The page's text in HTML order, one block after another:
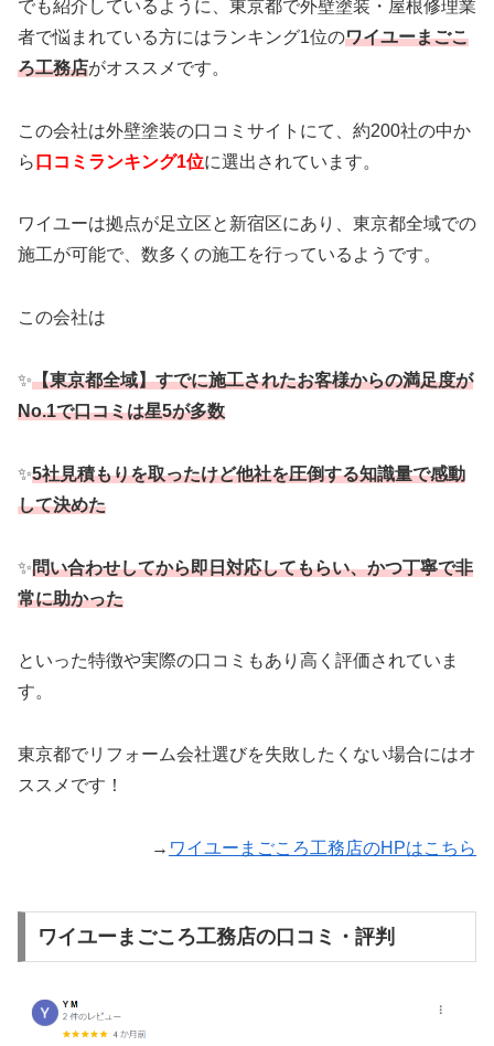
でも紹介しているように、東京都で外壁塗装・屋根修理業
者で悩まれている方にはランキング1位のワイユーまごこ
ろ工務店がオススメです。
この会社は外壁塗装の口コミサイトにて、約200社の中か
ら 口コミランキング1位に選出されています。
ワイユーは拠点が足立区と新宿区にあり、東京都全域での
施工が可能で、数多くの施工を行っているようです。
この会社は
✨【東京都全域】すでに施工されたお客様からの満足度が
No.1で口コミは星5が多数
✨5社見積もりを取ったけど他社を圧倒する知識量で感動
して決めた
✨問い合わせしてから即日対応してもらい、かつ丁寧で非
常に助かった
といった特徴や実際の口コミもあり高く評価されていま
す。
東京都でリフォーム会社選びを失敗したくない場合にはオ
ススメです！
→ ワイユーまごころ工務店のHPはこちら
ワイユーまごころ工務店の口コミ・評判